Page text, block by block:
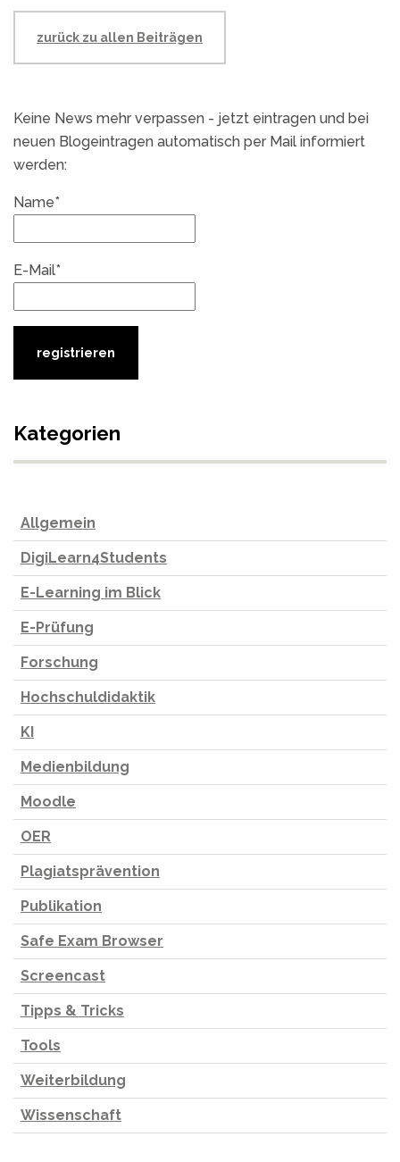
zurück zu allen Beiträgen
Keine News mehr verpassen - jetzt eintragen und bei
neuen Blogeintragen automatisch per Mail informiert
werden:
Name*
E-Mail*
Kategorien
Allgemein
DigiLearn4Students
E-Learning im Blick
E-Prüfung
Forschung
Hochschuldidaktik
KI
Medienbildung
Moodle
OER
Plagiatsprävention
Publikation
Safe Exam Browser
Screencast
Tipps & Tricks
Tools
Weiterbildung
Wissenschaft